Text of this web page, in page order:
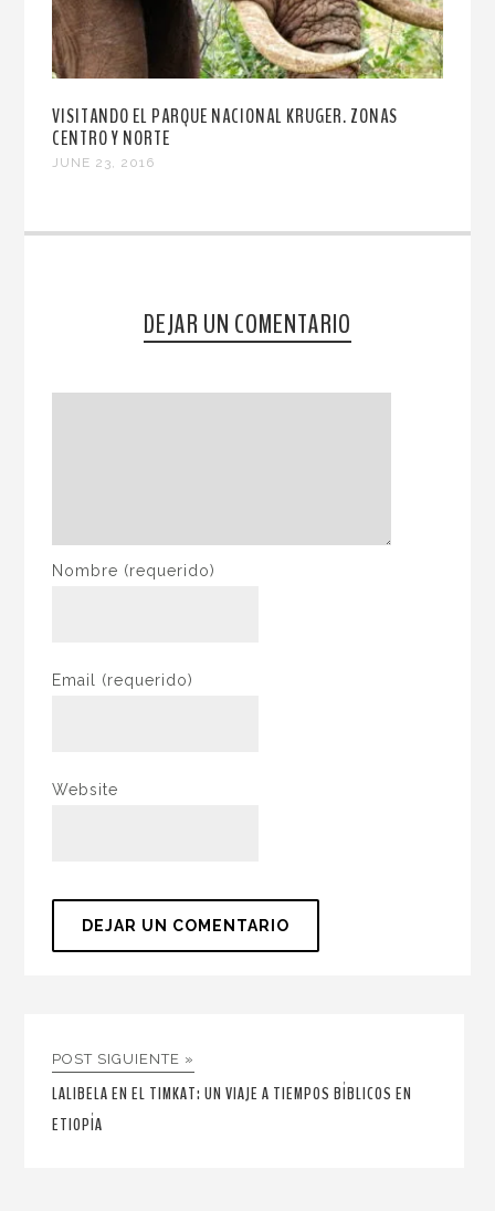
VISITANDO EL PARQUE NACIONAL KRUGER. ZONAS
CENTRO Y NORTE
JUNE 23, 2016
DEJAR UN COMENTARIO
Nombre (requerido)
Email (requerido)
Website
POST SIGUIENTE »
LALIBELA EN EL TIMKAT: UN VIAJE A TIEMPOS BÍBLICOS EN
ETIOPÍA